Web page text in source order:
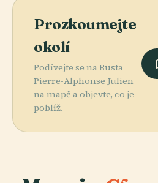
Prozkoumejte
okolí
Podívejte se na Busta
Pierre-Alphonse Julien
na mapě a objevte, co je
poblíž.